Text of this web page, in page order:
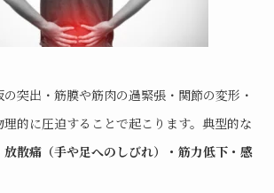
突出・筋膜や筋肉の過緊張・関節の変形・
的に圧迫することで起こります。典型的な
放散痛（手や足へのしびれ）・筋力低下・感